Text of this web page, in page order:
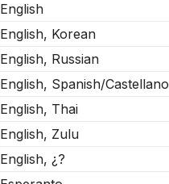
English
English, Korean
English, Russian
English, Spanish/Castellano
English, Thai
English, Zulu
English, ¿?